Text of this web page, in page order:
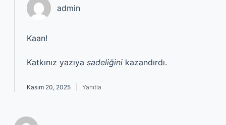
admin
Kaan!
Katkınız yazıya sadeliğini kazandırdı.
Kasım 20, 2025 Yanıtla